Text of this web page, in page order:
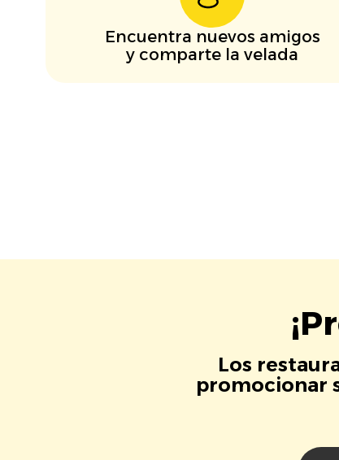
Encuentra nuevos amigos
y comparte la velada
Los
promocionar